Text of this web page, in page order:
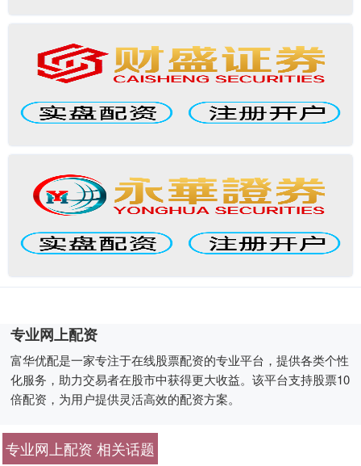
专业网上配资
富华优配是一家专注于在线股票配资的专业平台，提供各类个性
化服务，助力交易者在股市中获得更大收益。该平台支持股票10
倍配资，为用户提供灵活高效的配资方案。
专业网上配资 相关话题